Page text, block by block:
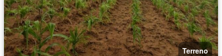
Terreno